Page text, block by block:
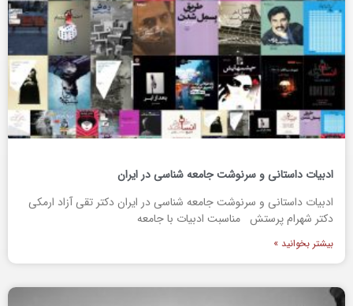
ادبیات داستانی و سرنوشت جامعه شناسی در ایران
ادبیات داستانی و سرنوشت جامعه شناسی در ایران دکتر تقی آزاد ارمکی
دکتر شهرام پرستش مناسبت ادبیات با جامعه
بیشتر بخوانید »